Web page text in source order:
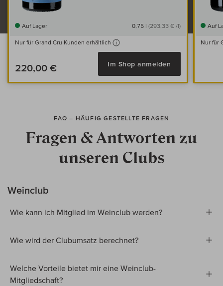
Auf Lager 0,75 l (293,33 € /l)
Nur für Grand Cru Kunden erhältlich
220,00 € Im Shop anmelden
Auf
Nur für
FAQ – HÄUFIG GESTELLTE FRAGEN
Fragen & Antworten zu
unseren Clubs
Weinclub
Wie kann ich Mitglied im Weinclub werden?
Wie wird der Clubumsatz berechnet?
Welche Vorteile bietet mir eine Weinclub-
Mitgliedschaft?